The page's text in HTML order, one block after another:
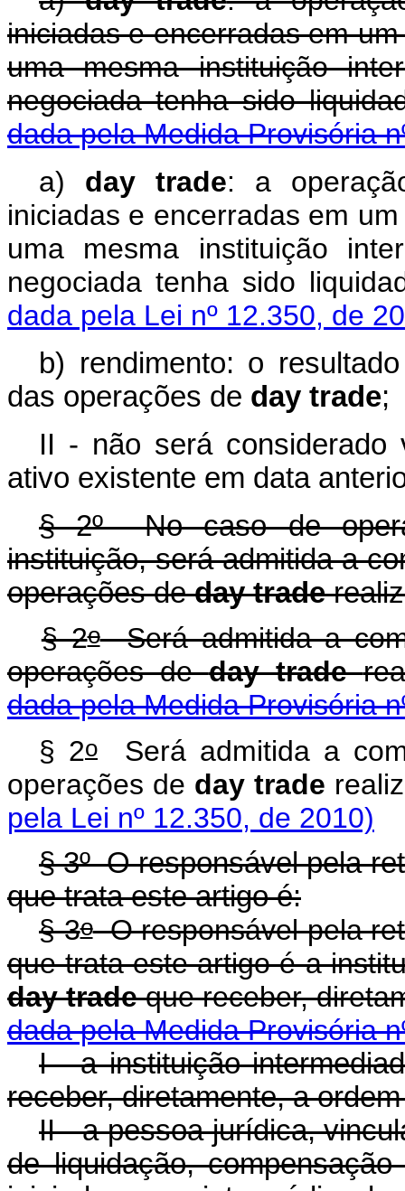
iniciadas e encerradas em
uma mesma instituição
negociada tenha sido
dada pela Medida Provisória
a) day trade: a
iniciadas e encerradas em
uma mesma instituição
negociada tenha sido
dada pela Lei nº 12.350, de
b) rendimento: o
das operações de day trade;
II - não será considerado
ativo existente em data
§ 2º No caso de
instituição, será admitida a
operações deday trade
§ 2oSerá admitida a
operações deday trade
dada pela Medida Provisória
§ 2o Será admitida a
operações de day trade
pela Lei nº 12.350, de 2010)
§ 3º O responsável pela
que trata este artigo é:
§ 3oO responsável pela
que trata este artigo é a
day tradeque receber,
dada pela Medida Provisória
I - a instituição
receber, diretamente, a
II - a pessoa jurídica,
de liquidação,